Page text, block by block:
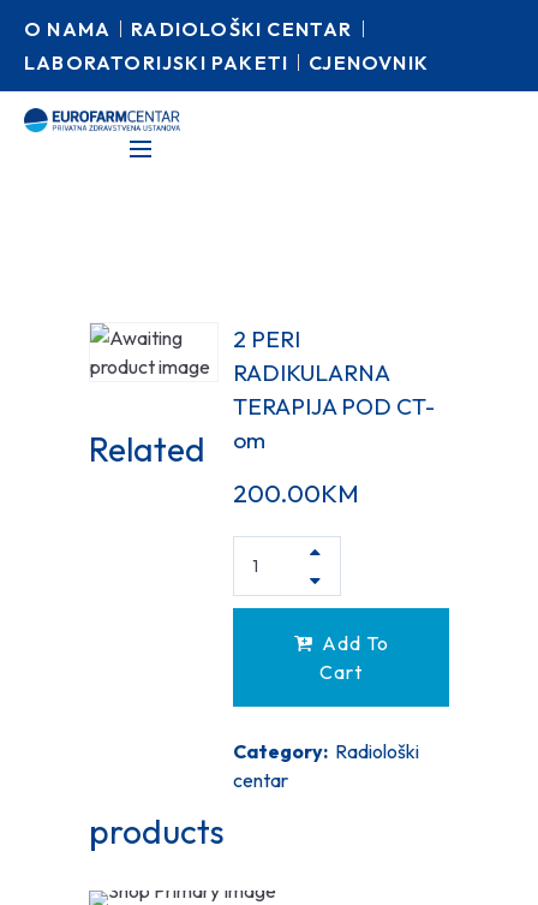
O NAMA
RADIOLOŠKI CENTAR
LABORATORIJSKI PAKETI
CJENOVNIK
2 PERI
RADIKULARNA
TERAPIJA POD CT-
om
200.00KM
Add To
Cart
Category: Radiološki
centar
Related
products